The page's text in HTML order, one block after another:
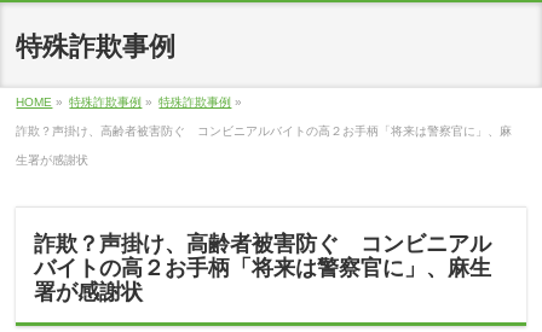
特殊詐欺事例
HOME » 特殊詐欺事例 » 特殊詐欺事例 »
詐欺？声掛け、高齢者被害防ぐ コンビニアルバイトの高２お手柄「将来は警察官に」、麻
生署が感謝状
詐欺？声掛け、高齢者被害防ぐ コンビニアル
バイトの高２お手柄「将来は警察官に」、麻生
署が感謝状